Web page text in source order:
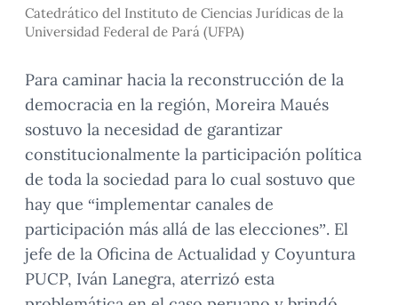
Catedrático del Instituto de Ciencias Jurídicas de la
Universidad Federal de Pará (UFPA)
Para caminar hacia la reconstrucción de la
democracia en la región, Moreira Maués
sostuvo la necesidad de garantizar
constitucionalmente la participación política
de toda la sociedad para lo cual sostuvo que
hay que “implementar canales de
participación más allá de las elecciones”. El
jefe de la Oficina de Actualidad y Coyuntura
PUCP, Iván Lanegra, aterrizó esta